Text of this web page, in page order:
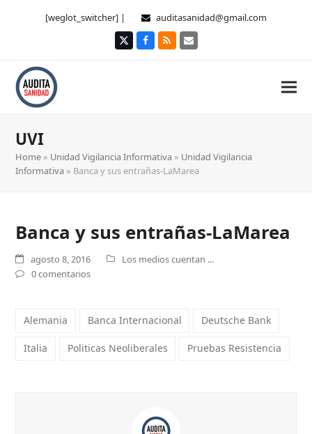
[weglot_switcher] | auditasanidad@gmail.com
TwitterFacebook
RSS Correo
UVI
Home » Unidad Vigilancia Informativa » Unidad Vigilancia
Informativa » Banca y sus entrañas-LaMarea
Banca y sus entrañas-LaMarea
agosto 8, 2016
Los medios cuentan ...
0 comentarios
Alemania Banca Internacional Deutsche Bank
Italia Politicas Neoliberales Pruebas Resistencia